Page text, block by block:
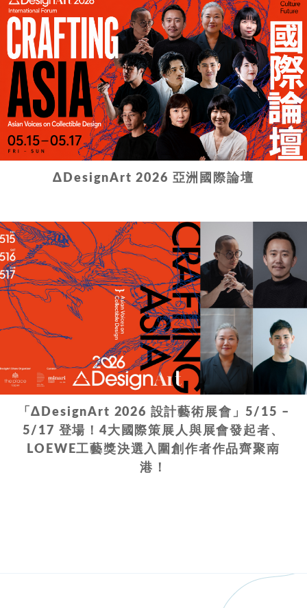
ΔDesignArt 2026 亞洲國際論壇
「ΔDesignArt 2026 設計藝術展會」5/15 –
5/17 登場！4大國際策展人與展會發起者、
LOEWE工藝獎決選入圍創作者作品齊聚南
港！